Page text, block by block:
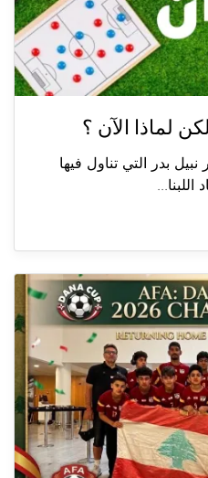
لماذا الآن ؟
بدر التي تناول فيها